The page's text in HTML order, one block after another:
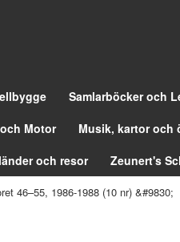
Samlarböcker och
Motor Musik, kartor och
och resor Zeunert's
46–55, 1986-1988 (10 nr) &#9830;